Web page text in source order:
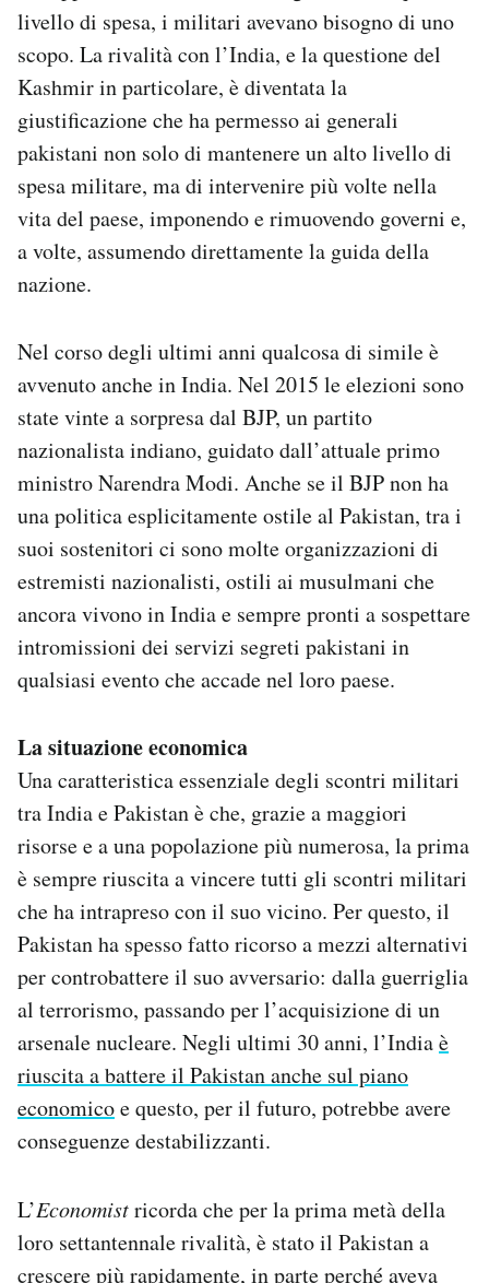
livello di spesa, i militari avevano bisogno di uno
scopo. La rivalità con l’India, e la questione del
Kashmir in particolare, è diventata la
giustificazione che ha permesso ai generali
pakistani non solo di mantenere un alto livello di
spesa militare, ma di intervenire più volte nella
vita del paese, imponendo e rimuovendo governi e,
a volte, assumendo direttamente la guida della
nazione.
Nel corso degli ultimi anni qualcosa di simile è
avvenuto anche in India. Nel 2015 le elezioni sono
state vinte a sorpresa dal BJP, un partito
nazionalista indiano, guidato dall’attuale primo
ministro Narendra Modi. Anche se il BJP non ha
una politica esplicitamente ostile al Pakistan, tra i
suoi sostenitori ci sono molte organizzazioni di
estremisti nazionalisti, ostili ai musulmani che
ancora vivono in India e sempre pronti a sospettare
intromissioni dei servizi segreti pakistani in
qualsiasi evento che accade nel loro paese.
La situazione economica
Una caratteristica essenziale degli scontri militari
tra India e Pakistan è che, grazie a maggiori
risorse e a una popolazione più numerosa, la prima
è sempre riuscita a vincere tutti gli scontri militari
che ha intrapreso con il suo vicino. Per questo, il
Pakistan ha spesso fatto ricorso a mezzi alternativi
per controbattere il suo avversario: dalla guerriglia
al terrorismo, passando per l’acquisizione di un
arsenale nucleare. Negli ultimi 30 anni, l’Indiaè
riuscita a battere il Pakistan anche sul piano
economicoe questo, per il futuro, potrebbe avere
conseguenze destabilizzanti.
L’Economistricorda che per la prima metà della
loro settantennale rivalità, è stato il Pakistan a
crescere più rapidamente, in parte perché aveva